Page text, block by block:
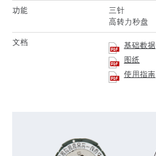
功能
三针
高转力秒盘
文档
基础数据
图纸
使用指南